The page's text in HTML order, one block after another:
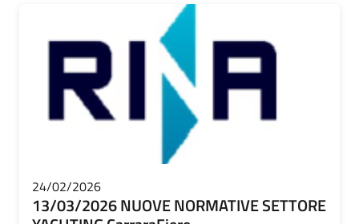
24/02/2026
13/03/2026 NUOVE NORMATIVE SETTORE